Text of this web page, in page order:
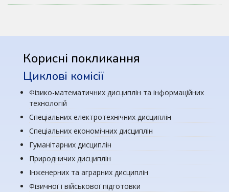
Корисні покликання
Циклові комісії
Фізико-математичних дисциплін та інформаційних
технологій
Спеціальних електротехнічних дисциплін
Спеціальних економічних дисциплін
Гуманітарних дисциплін
Природничих дисциплін
Інженерних та аграрних дисциплін
Фізичної і військової підготовки